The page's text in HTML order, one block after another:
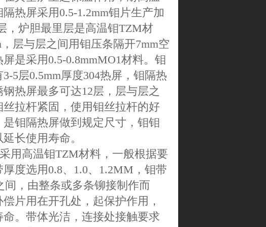
热屏采用 0.5-1.2mm钼片生产加
，炉胆最里层是高温钼TZM材
，层与层之间用钼压条隔开7mm空
是采用0.5-0.8mmMO1材料。钼
3-5层0.5mm厚度304热屏，钼隔热
钢热屏最多可达12层，层与层之
拉杆紧固，使用钼丝拉杆的好
钼隔热屏做到规定尺寸，钼钼
长使用寿命。
用高温钼TZM材料，一般根据要
度选用 0.8、 1.0、 1.2MM ，钼带
间，由整条或多条铆接制作而
偿片用在开孔处，起保护作用，
。带体光洁，连接处接触要求